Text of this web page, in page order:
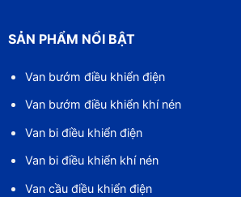
SẢN PHẨM NỔI BẬT
Van bướm điều khiển điện
Van bướm điều khiển khí nén
Van bi điều khiển điện
Van bi điều khiển khí nén
Van cầu điều khiển điện